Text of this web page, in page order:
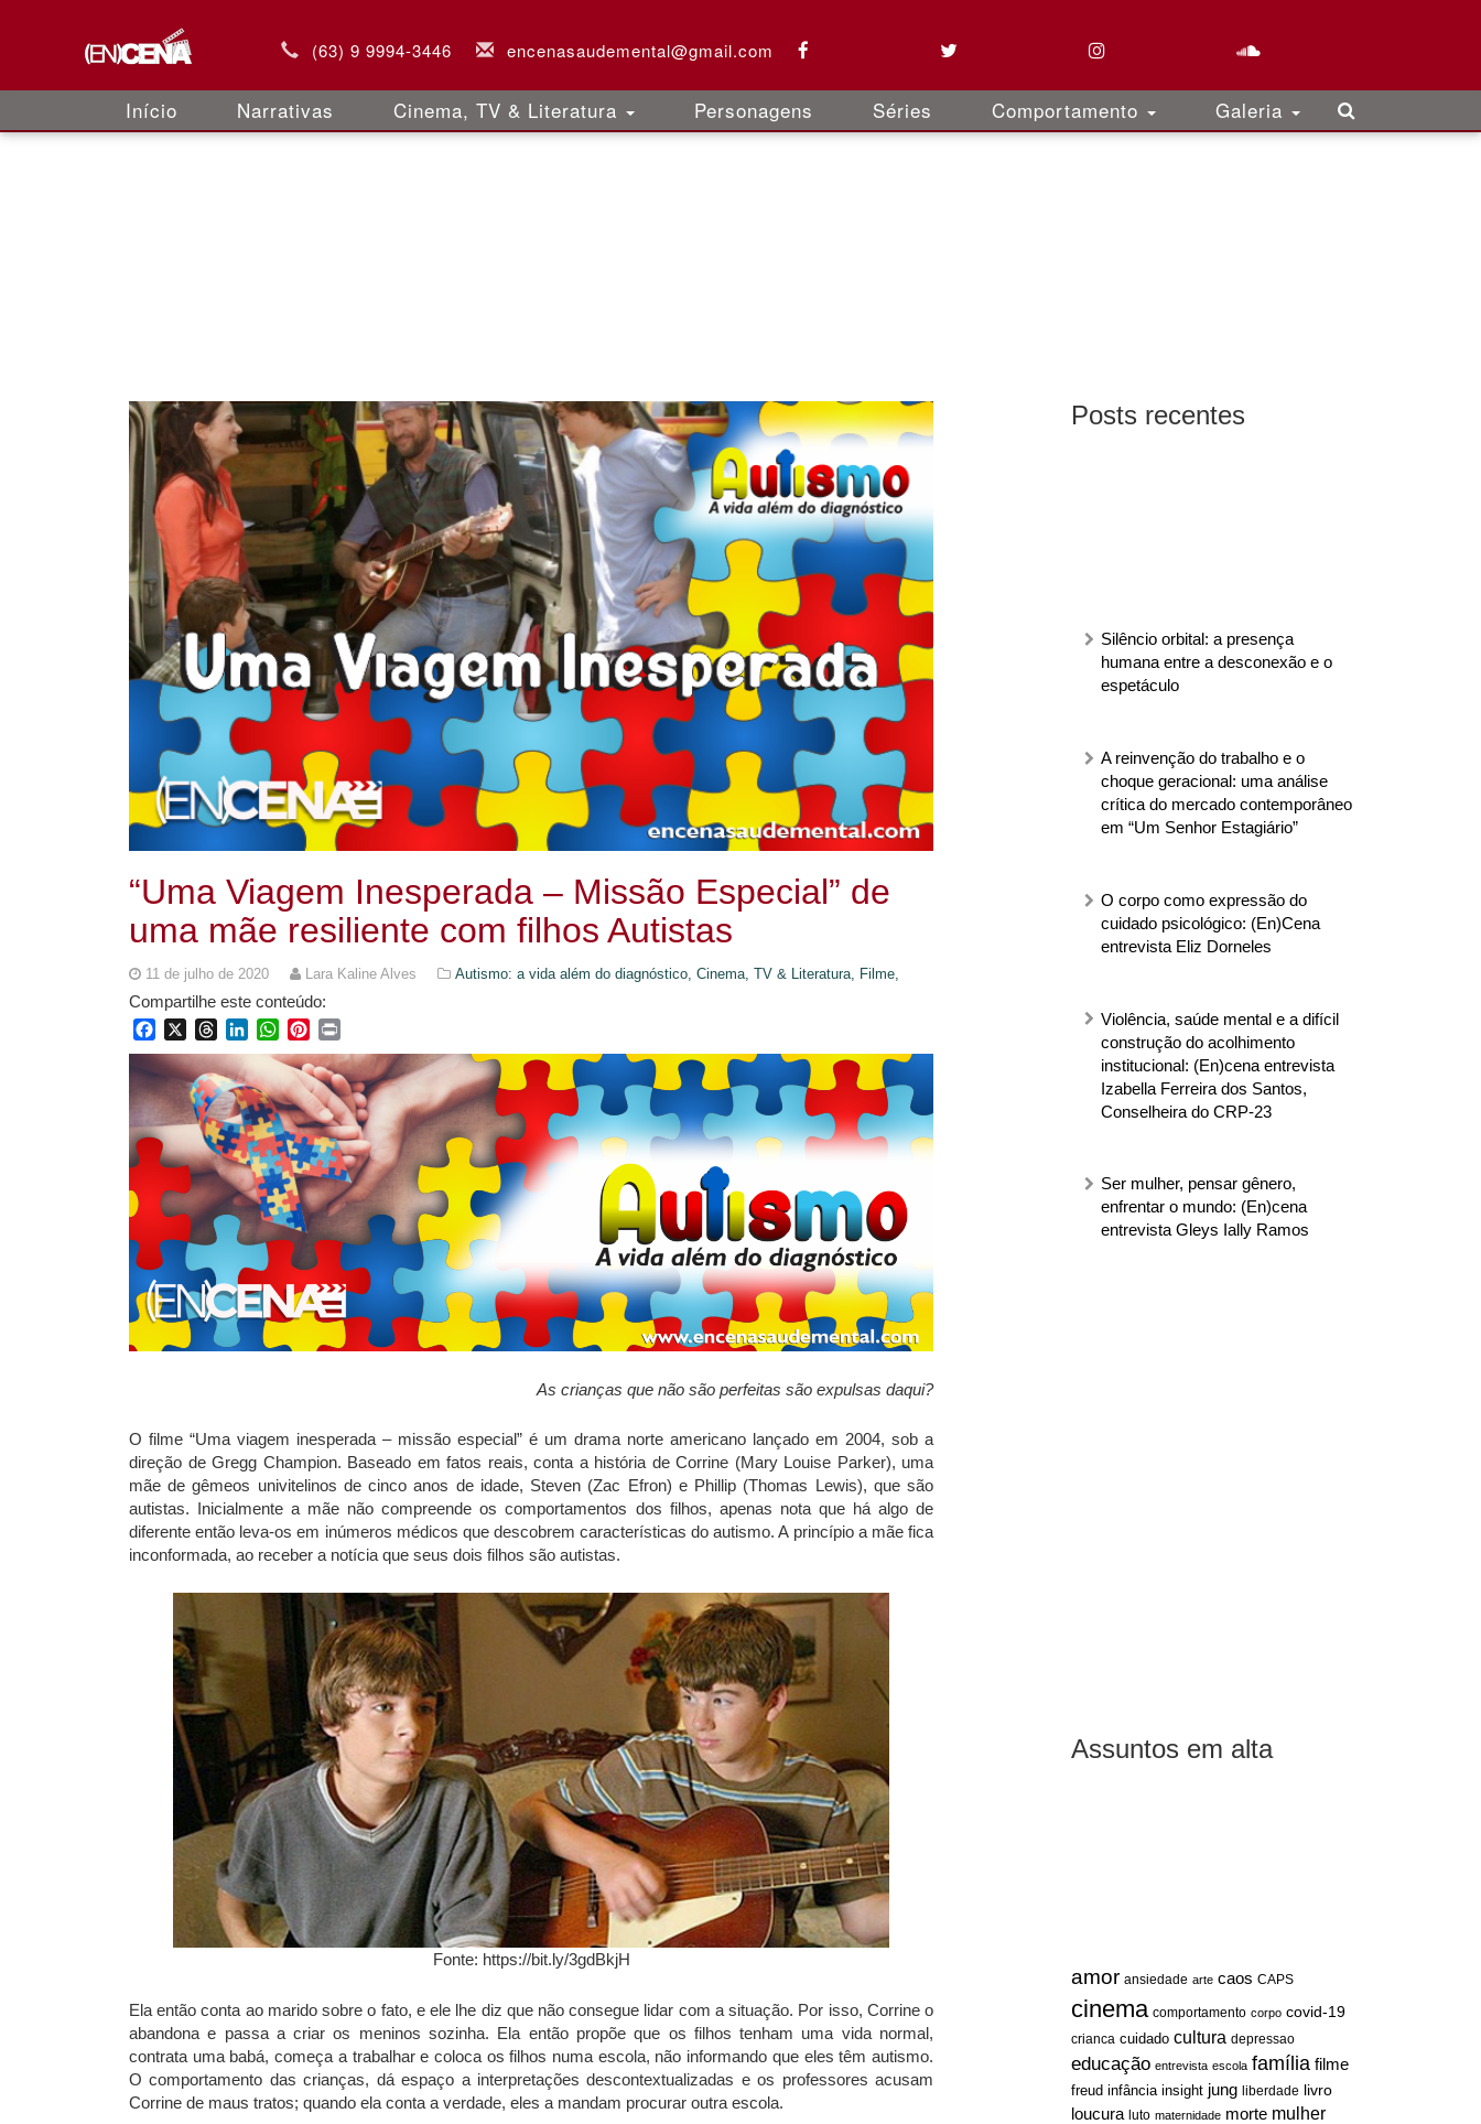
(63) 9 9994-3446 encenasaudemental@gmail.com
Início Narrativas Cinema, TV & Literatura Personagens Séries Comportamento Galeria
Posts recentes
Silêncio orbital: a presença
humana entre a desconexão e o
espetáculo
A reinvenção do trabalho e o
choque geracional: uma análise
crítica do mercado contemporâneo
em “Um Senhor Estagiário”
O corpo como expressão do
cuidado psicológico: (En)Cena
entrevista Eliz Dorneles
Violência, saúde mental e a difícil
construção do acolhimento
institucional: (En)cena entrevista
Izabella Ferreira dos Santos,
Conselheira do CRP-23
Ser mulher, pensar gênero,
enfrentar o mundo: (En)cena
entrevista Gleys Ially Ramos
Assuntos em alta
amor ansiedade arte caos CAPS
cinema comportamento corpo covid-19
crianca cuidado cultura depressao
educação entrevista escola família filme
freud infância insight jung liberdade livro
loucura luto maternidade morte mulher
“Uma Viagem Inesperada – Missão Especial” de
uma mãe resiliente com filhos Autistas
11 de julho de 2020 Lara Kaline Alves Autismo: a vida além do diagnóstico, Cinema, TV & Literatura, Filme,
Compartilhe este conteúdo:
FacebookThreadsLinkedInWhatsApp
Pinterest
As crianças que não são perfeitas são expulsas daqui?
O filme “Uma viagem inesperada – missão especial” é um drama norte americano lançado em 2004, sob a
direção de Gregg Champion. Baseado em fatos reais, conta a história de Corrine (Mary Louise Parker), uma
mãe de gêmeos univitelinos de cinco anos de idade, Steven (Zac Efron) e Phillip (Thomas Lewis), que são
autistas. Inicialmente a mãe não compreende os comportamentos dos filhos, apenas nota que há algo de
diferente então leva-os em inúmeros médicos que descobrem características do autismo. A princípio a mãe fica
inconformada, ao receber a notícia que seus dois filhos são autistas.
Fonte: https://bit.ly/3gdBkjH
Ela então conta ao marido sobre o fato, e ele lhe diz que não consegue lidar com a situação. Por isso, Corrine o
abandona e passa a criar os meninos sozinha. Ela então propõe que os filhos tenham uma vida normal,
contrata uma babá, começa a trabalhar e coloca os filhos numa escola, não informando que eles têm autismo.
O comportamento das crianças, dá espaço a interpretações descontextualizadas e os professores acusam
Corrine de maus tratos; quando ela conta a verdade, eles a mandam procurar outra escola.